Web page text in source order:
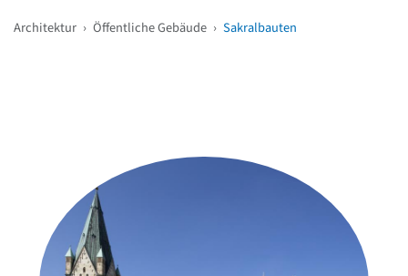
Architektur › Öffentliche Gebäude › Sakralbauten